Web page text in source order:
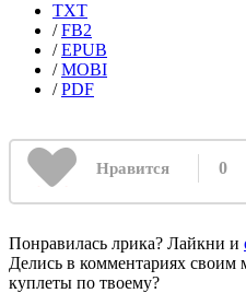
TXT
/FB2
/EPUB
/MOBI
/PDF
Нравится 0
Понравилась лрика? Лайкни и
Делись в комментариях своим
куплеты по твоему?